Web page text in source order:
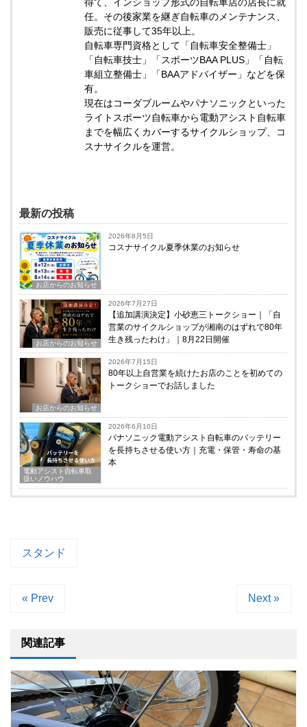
任。その後家業を継ぎ自転車のメンテナンス、
販売に従事して35年以上。
自転車専門資格として「自転車安全整備士」
「自転車技士」「スポーツBAA PLUS」「自転
車組立整備士」「BAAアドバイザー」などを保
有。
現在はコーダブルームやパナソニックといった
ライトスポーツ自転車から電動アシスト自転車
までを幅広くカバーするサイクルショップ、コ
スナサイクルを運営。
最新の投稿
お店からのお知らせ
2026年8月5日
コスナサイクル夏季休業のお知らせ
お店からのお知らせ
2026年7月27日
【追加講演決定】小砂恵三トークショー｜「自
営業のサイクルショップが湘南のはずれで80年
生き残ったわけ」｜8月22日開催
お店からのお知らせ
2026年7月15日
80年以上自営業を続けたお店のことを初めての
トークショーでお話しました
電動アシスト自転車取
扱いノウハウ
2026年6月10日
パナソニック電動アシスト自転車のバッテリー
を長持ちさせる使い方｜充電・保管・寿命の基
本
スタンド
« Prev Next »
関連記事